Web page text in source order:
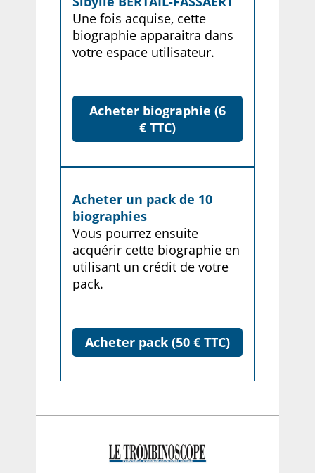
Une fois acquise, cette
biographie apparaitra dans
votre espace utilisateur.
Acheter biographie (6
€ TTC)
Acheter un pack de 10
biographies
Vous pourrez ensuite
acquérir cette biographie en
utilisant un crédit de votre
pack.
Acheter pack (50 € TTC)